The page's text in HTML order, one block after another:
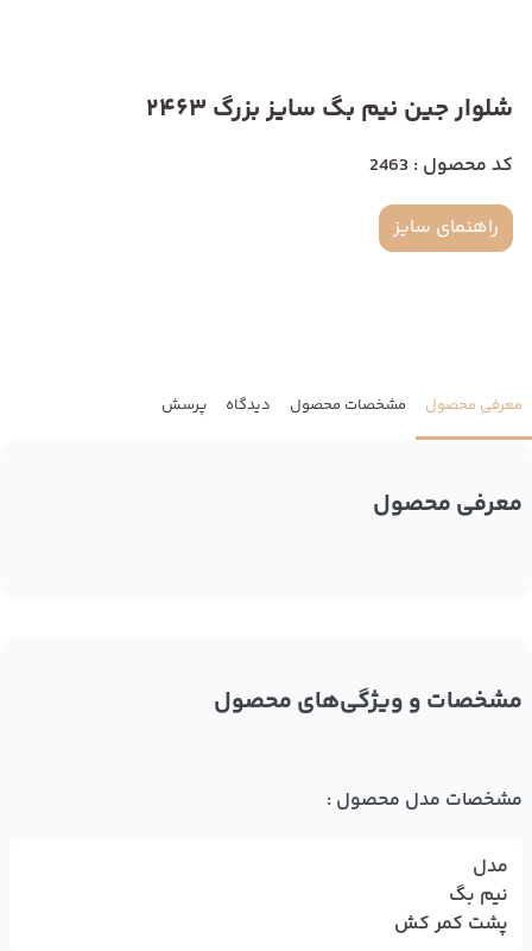
شلوار جین نیم بگ سایز بزرگ 2463
کد محصول : 2463
راهنمای سایز
معرفی محصول مشخصات محصول دیدگاه پرسش
معرفی محصول
مشخصات و ویژگی‌های محصول
مشخصات مدل محصول :
مدل
نیم بگ
پشت کمر کش